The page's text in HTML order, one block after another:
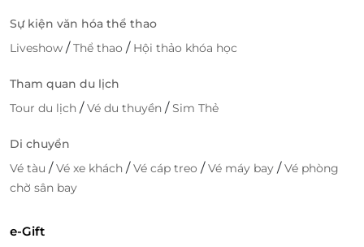
Truy cập
hấp dẫn bạn nhé!
Sự kiện văn hóa thể thao
Liveshow /Thể thao / Hội thảo khóa học
Tham quan du lịch
Tour du lịch /Vé du thuyền /Sim Thẻ
Di chuyển
Vé tàu /Vé xe khách /Vé cáp treo /Vé máy bay /Vé phòng
chờ sân bay
e-Gift